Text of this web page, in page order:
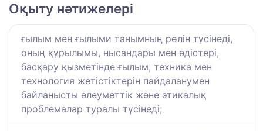
Оқыту нәтижелері
ғылым мен ғылыми танымның рөлін түсінеді,
оның құрылымы, нысандары мен әдістері,
басқару қызметінде ғылым, техника мен
технология жетістіктерін пайдаланумен
байланысты әлеуметтік және этикалық
проблемалар туралы түсінеді;